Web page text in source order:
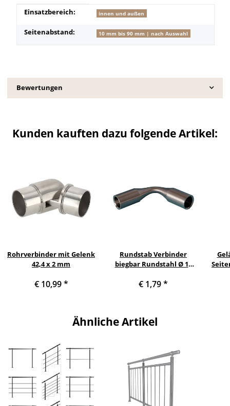
Produkteigenschaft
Wert
Einsatzbereich: innen und außen
Seitenabstand: 10 mm bis 90 mm | nach Auswahl
Bewertungen
Kunden kauften dazu folgende Artikel:
Rohrverbinder mit Gelenk
42,4 x 2 mm
€ 10,99*
Rundstab Verbinder
biegbar Rundstahl Ø 10
€ 1,79*
Ähnliche Artikel